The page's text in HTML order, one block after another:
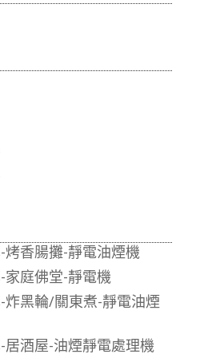
香腸攤-靜電油煙機
家庭佛堂-靜電機
炸黑輪/關東煮-靜電油煙
酒屋-油煙靜電處理機